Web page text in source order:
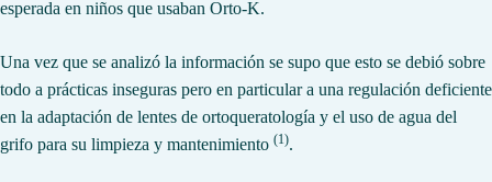
esperada en niños que usaban Orto-K.
Una vez que se analizó la información se supo que esto se debió sobre
todo a prácticas inseguras pero en particular a una regulación deficiente
en la adaptación de lentes de ortoqueratología y el uso de agua del
grifo para su limpieza y mantenimiento (1).